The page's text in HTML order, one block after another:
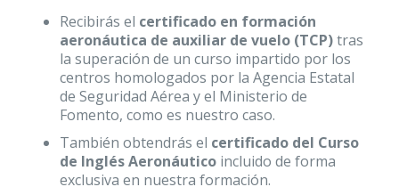
Recibirás el certificado en formación
aeronáutica de auxiliar de vuelo (TCP)tras
la superación de un curso impartido por los
centros homologados por la Agencia Estatal
de Seguridad Aérea y el Ministerio de
Fomento, como es nuestro caso.
También obtendrás el certificado del Curso
de Inglés Aeronáutico incluido de forma
exclusiva en nuestra formación.